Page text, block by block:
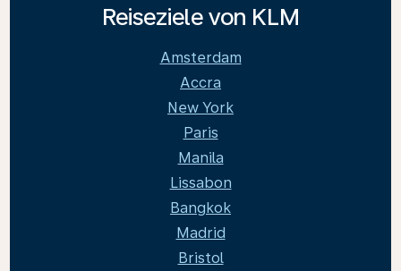
Reiseziele von KLM
Amsterdam
Accra
New York
Paris
Manila
Lissabon
Bangkok
Madrid
Bristol